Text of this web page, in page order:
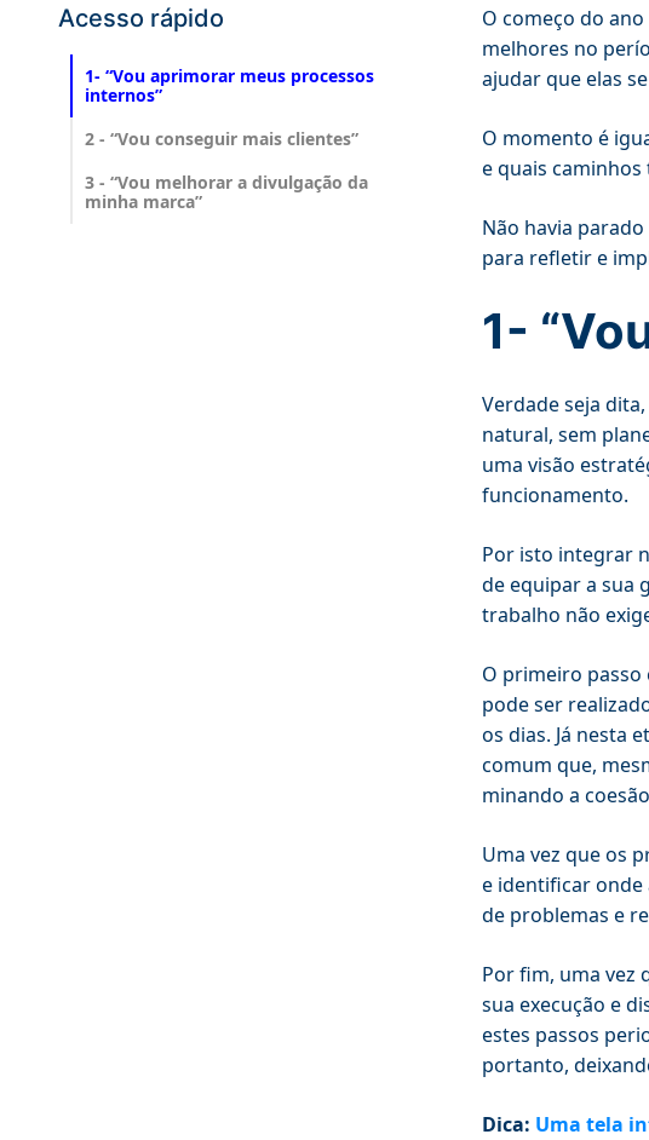
Acesso rápido
1- “Vou aprimorar meus processos
internos”
2 - “Vou conseguir mais clientes”
3 - “Vou melhorar a divulgação da
minha marca”
O começo do
melhores no
ajudar que elas
O momento é
e quais
Não havia
para refletir e
1-
Verdade seja
natural, sem
uma visão
funcionamento.
Por isto integrar
de equipar a sua
trabalho não
O primeiro passo
pode ser
os dias. Já nesta
comum que,
minando a
Uma vez que os
e identificar onde
de problemas e
Por fim, uma vez
sua execução e
estes passos
portanto,
Dica: Uma tela